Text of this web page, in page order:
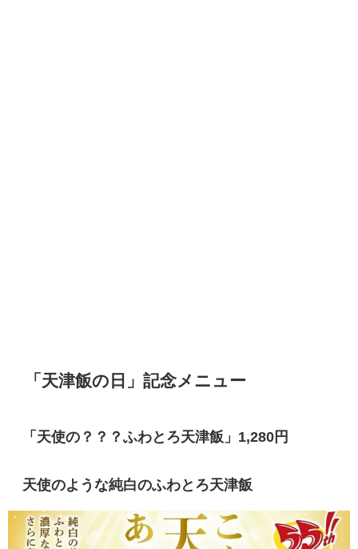
「天津飯の日」記念メニュー
「天使の？？？ふわとろ天津飯」1,280円
天使のような純白のふわとろ天津飯